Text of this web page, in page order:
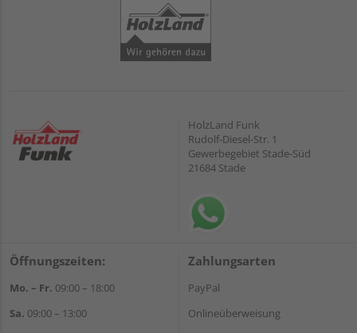
HolzLand Funk
Rudolf-Diesel-Str. 1
Gewerbegebiet Stade-Süd
21684 Stade
Öffnungszeiten:
Mo. – Fr. 09:00 – 18:00
Sa. 09:00 – 13:00
Zahlungsarten
PayPal
Onlineüberweisung